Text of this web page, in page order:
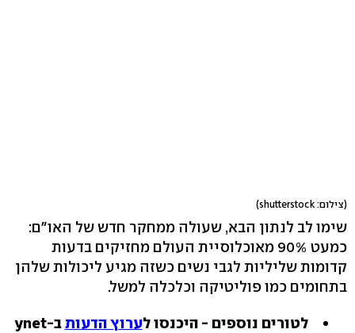
(צילום: shutterstock)
שימו לב לנתון הבא, שעולה ממחקר חדש של האו"ם:
כמעט 90% מאוכלוסיית העולם מחזיקים בדעות
קדומות שליליות לגבי נשים כשזה מגיע ליכולות שלהן
בתחומים כמו פוליטיקה וכלכלה למשל.
לטורים נוספים - היכנסו לערוץ הדעותב-ynet